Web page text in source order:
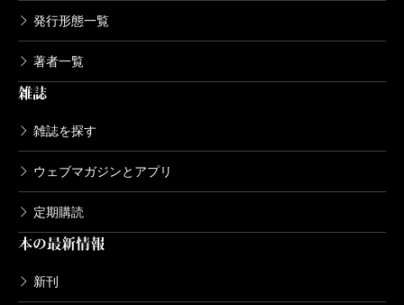
者だ。ロジカルには説明しきれない不気味な悪意を、
優れている。それ故に冴子が目撃する凄惨な殺人シー
ンでは刃のスリルを体感することになる。覚悟された
い。
そしてなにより魅力的なのが、展開だ。バイク事故
の調査から一家四人惨殺事件の捜査への流れが自然で
あり、その後、闇の奥に隠されていた更なる闇に迫っ
ていく流れも、意外性と説得力を兼ね備えている。強
発行形態一覧
著者一覧
雑誌
雑誌を探す
ウェブマガジンとアプリ
定期購読
本の最新情報
新刊